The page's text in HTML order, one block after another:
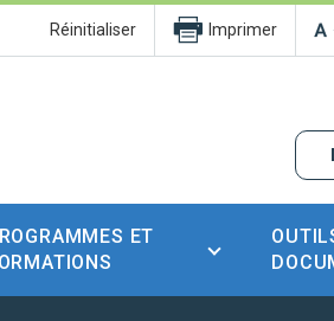
Réinitialiser Imprimer
ET